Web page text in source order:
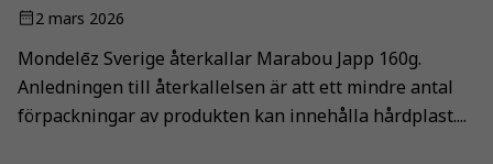
2 mars 2026
Mondelēz Sverige återkallar Marabou Japp 160g.
Anledningen till återkallelsen är att ett mindre antal
förpackningar av produkten kan innehålla hårdplast....